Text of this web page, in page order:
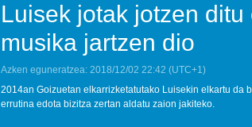
Luisek jotak jotzen
musika jartzen dio
Azken eguneratzea: 2018/12/02 22:42 (UTC+1)
2014an Goizuetan elkarrizketatutako Luisekin elkartu da
errutina edota bizitza zertan aldatu zaion jakiteko.